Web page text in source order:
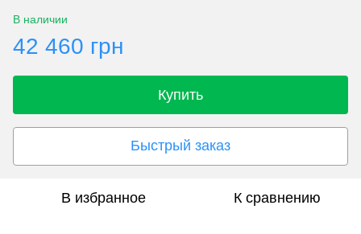
В наличии
42 460 грн
Купить
Быстрый заказ
В избранное К сравнению